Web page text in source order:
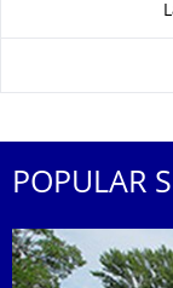
POPULAR